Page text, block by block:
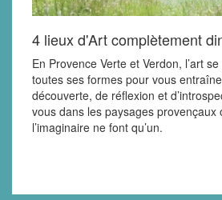
4 lieux d'Art complètement
En Provence Verte et Verdon, l’art
toutes ses formes pour vous
découverte, de réflexion et
vous dans les paysages provençaux
l’imaginaire ne font qu’un.